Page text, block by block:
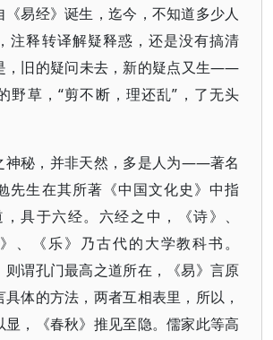
易经》诞生，迄今，不知道多少人
注释转译解疑释惑，还是没有搞清
，旧的疑问未去，新的疑点又生——
野草，“剪不断，理还乱”，了无头
神秘，并非天然，多是人为——著名
先生在其所著《中国文化史》中指
具于六经。六经之中，《诗》、
、《乐》乃古代的大学教科书。
则谓孔门最高之道所在，《易》言原
体的方法，两者互相表里，所以，
显，《春秋》推见至隐。儒家此等高